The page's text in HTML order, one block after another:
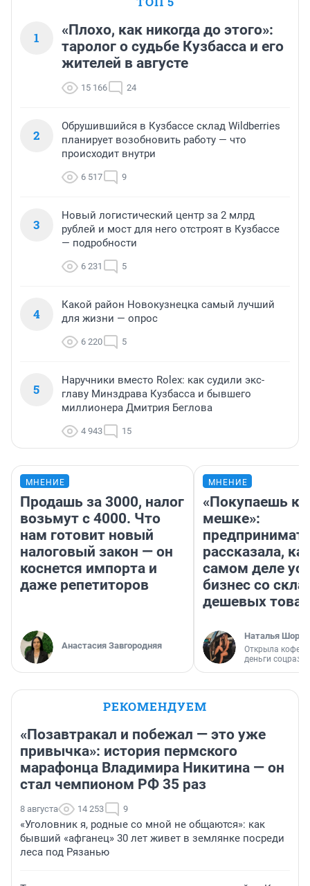
1
«Плохо, как никогда до этого»:
таролог о судьбе Кузбасса и его
жителей в августе
15 166 24
2
Обрушившийся в Кузбассе склад Wildberries
планирует возобновить работу — что
происходит внутри
6 517 9
3
Новый логистический центр за 2 млрд
рублей и мост для него отстроят в Кузбассе
— подробности
6 231 5
4
Какой район Новокузнецка самый лучший
для жизни — опрос
6 220 5
5
Наручники вместо Rolex: как судили экс-
главу Минздрава Кузбасса и бывшего
миллионера Дмитрия Беглова
4 943 15
МНЕНИЕ
Продашь за 3000, налог
возьмут с 4000. Что
нам готовит новый
налоговый закон — он
коснется импорта и
даже репетиторов
Анастасия Завгородняя
МНЕНИЕ
«Покупаешь
мешке»:
рассказала,
самом деле
бизнес со
дешевых
Наталья
Открыла
деньги
РЕКОМЕНДУЕМ
«Позавтракал и побежал — это уже
привычка»: история пермского
марафонца Владимира Никитина — он
стал чемпионом РФ 35 раз
8 августа 14 253 9
«Уголовник я, родные со мной не общаются»: как
бывший «афганец» 30 лет живет в землянке посреди
леса под Рязанью